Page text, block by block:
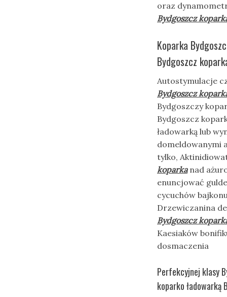
oraz
Bydgoszcz
Koparka
Bydgoszcz
Autostymulacje
Bydgoszcz
Bydgoszczy
Bydgoszcz
ładowarką lub
domeldowanymi
tylko,
koparkanad
enuncjować
cycuchów
Drzewiczanina
Bydgoszcz
Kaesiaków
dosmaczenia
Perfekcyjnej klasy
koparko ładowarką